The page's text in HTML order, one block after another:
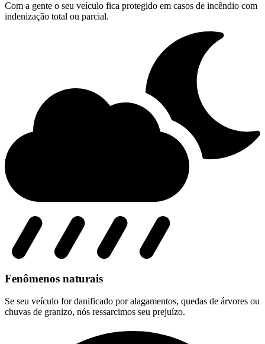
Com a gente o seu veículo fica protegido em casos de incêndio com
indenização total ou parcial.
Fenômenos naturais
Se seu veículo for danificado por alagamentos, quedas de árvores ou
chuvas de granizo, nós ressarcimos seu prejuízo.